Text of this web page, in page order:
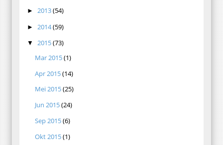
► 2013(54)
► 2014(59)
▼ 2015(73)
Mar 2015(1)
Apr 2015(14)
Mei 2015(25)
Jun 2015(24)
Sep 2015(6)
Okt 2015(1)